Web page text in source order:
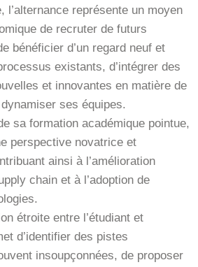
l’alternance représente un moyen
de recruter de futurs
bénéficier d’un regard neuf et
existants, d’intégrer des
et innovantes en matière de
ses équipes.
sa formation académique pointue,
perspective novatrice et
ainsi à l’amélioration
chain et à l’adoption de
étroite entre l’étudiant et
d’identifier des pistes
insoupçonnées, de proposer